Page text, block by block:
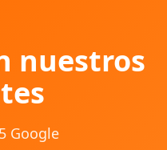
nuestros